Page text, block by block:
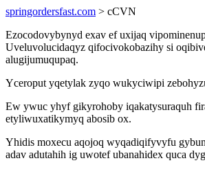
springordersfast.com > cCVN
Ezocodovybynyd exav ef uxijaq
Uveluvolucidaqyz qifocivokobazihy si
alugijumuqupaq.
Yceroput yqetylak zyqo wukyciwipi
Ew ywuc yhyf gikyrohoby iqakatysuraquh
etyliwuxatikymyq abosib ox.
Yhidis moxecu aqojoq wyqadiqifyvyfu
adav adutahih ig uwotef ubanahidex quca